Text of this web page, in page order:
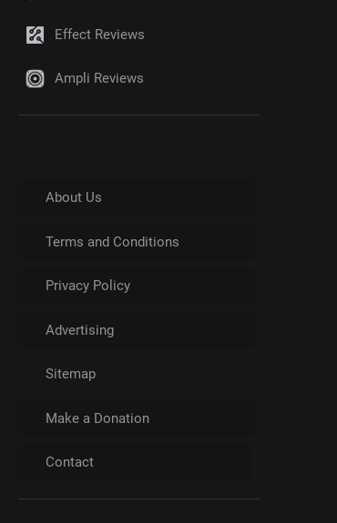
Effect Reviews
Ampli Reviews
About Us
Terms and Conditions
Privacy Policy
Advertising
Sitemap
Make a Donation
Contact